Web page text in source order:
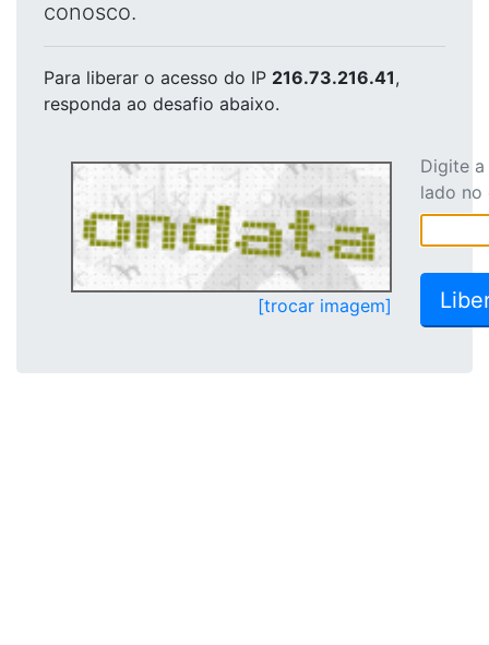
conosco.
Para liberar o acesso do IP 216.73.216.41,
responda ao desafio abaixo.
[trocar imagem]
Digite
lado no